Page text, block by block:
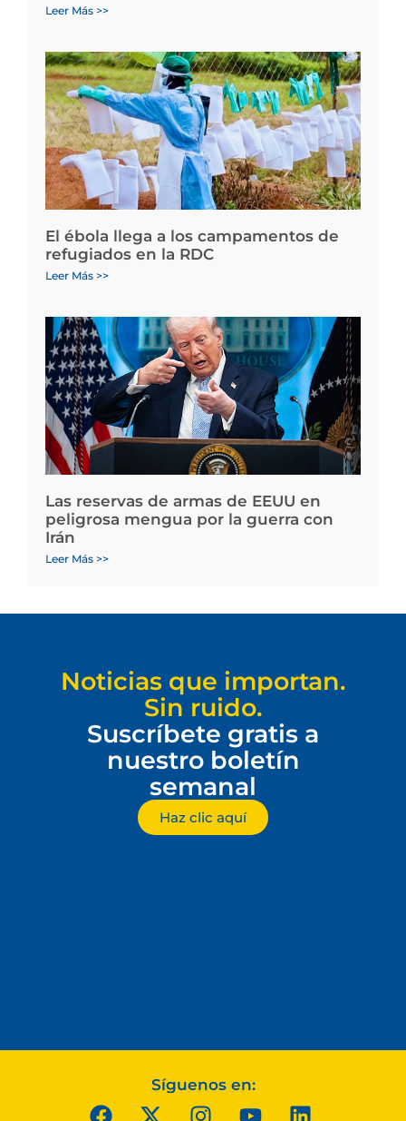
Leer Más >>
El ébola llega a los campamentos de
refugiados en la RDC
Leer Más >>
Las reservas de armas de EEUU en
peligrosa mengua por la guerra con
Irán
Leer Más >>
Noticias que importan.
Sin ruido.
Suscríbete gratis a
nuestro boletín
semanal
Haz clic aquí
Síguenos en: